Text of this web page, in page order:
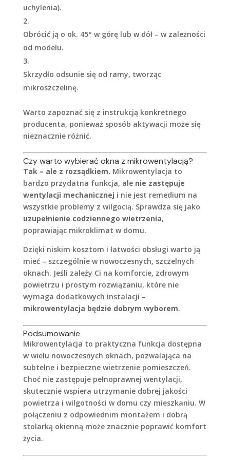
uchylenia).
Obrócić ją o ok. 45° w górę lub w dół – w zależności
od modelu.
Skrzydło odsunie się od ramy, tworząc
mikroszczelinę.
Warto zapoznać się z instrukcją konkretnego
producenta, ponieważ sposób aktywacji może się
nieznacznie różnić.
Czy warto wybierać okna z mikrowentylacją?
Tak – ale z rozsądkiem. Mikrowentylacja to
bardzo przydatna funkcja, ale nie zastępuje
wentylacji mechanicznej i nie jest remedium na
wszystkie problemy z wilgocią. Sprawdza się jako
uzupełnienie codziennego wietrzenia,
poprawiając mikroklimat w domu.
Dzięki niskim kosztom i łatwości obsługi warto ją
mieć – szczególnie w nowoczesnych, szczelnych
oknach. Jeśli zależy Ci na komforcie, zdrowym
powietrzu i prostym rozwiązaniu, które nie
wymaga dodatkowych instalacji –
mikrowentylacja będzie dobrym wyborem.
Podsumowanie
Mikrowentylacja to praktyczna funkcja dostępna
w wielu nowoczesnych oknach, pozwalająca na
subtelne i bezpieczne wietrzenie pomieszczeń.
Choć nie zastępuje pełnoprawnej wentylacji,
skutecznie wspiera utrzymanie dobrej jakości
powietrza i wilgotności w domu czy mieszkaniu. W
połączeniu z odpowiednim montażem i dobrą
stolarką okienną może znacznie poprawić komfort
życia.